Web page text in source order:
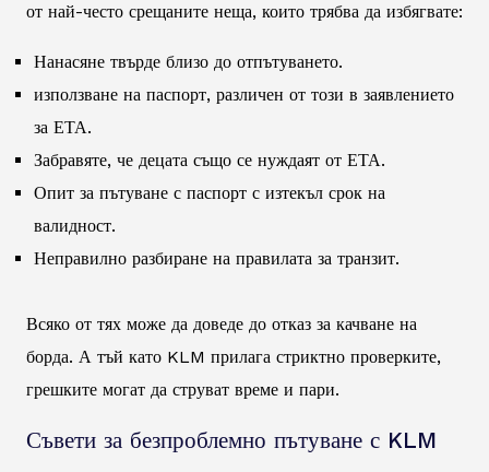
от най-често срещаните неща, които трябва да избягвате:
Нанасяне твърде близо до отпътуването.
използване на паспорт, различен от този в заявлението
за ЕТА.
Забравяте, че децата също се нуждаят от ЕТА.
Опит за пътуване с паспорт с изтекъл срок на
валидност.
Неправилно разбиране на правилата за транзит.
Всяко от тях може да доведе до отказ за качване на
борда. А тъй като KLM прилага стриктно проверките,
грешките могат да струват време и пари.
Съвети за безпроблемно пътуване с KLM